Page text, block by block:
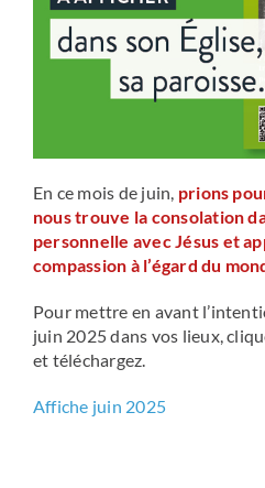
En ce mois de juin, prions
nous trouve la consolation
personnelle avec Jésus et
compassion à l’égard du
Pour mettre en avant
juin 2025 dans vos lieux,
et téléchargez.
Affiche juin 2025